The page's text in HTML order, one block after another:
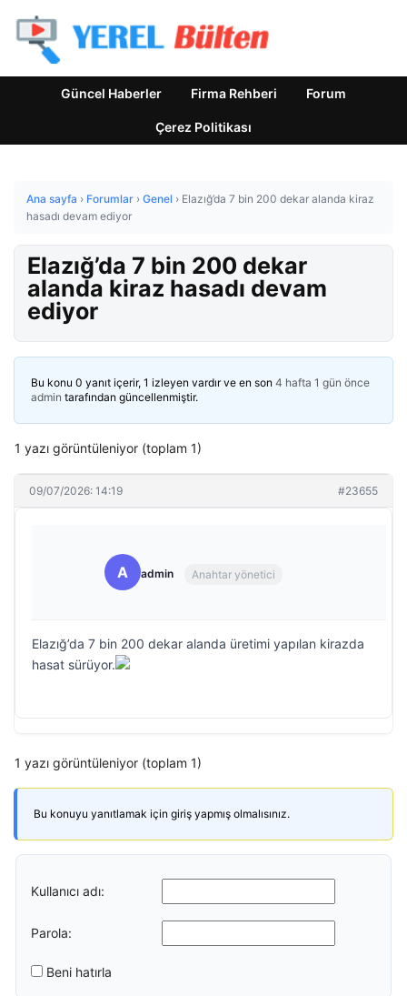
Güncel Haberler Firma Rehberi Forum
Çerez Politikası
Ana sayfa › Forumlar › Genel › Elazığ’da 7 bin 200 dekar alanda kiraz
hasadı devam ediyor
Elazığ’da 7 bin 200 dekar
alanda kiraz hasadı devam
ediyor
Bu konu 0 yanıt içerir, 1 izleyen vardır ve en son 4 hafta 1 gün önce
admin tarafından güncellenmiştir.
1 yazı görüntüleniyor (toplam 1)
09/07/2026: 14:19 #23655
A admin Anahtar yönetici
Elazığ’da 7 bin 200 dekar alanda üretimi yapılan kirazda
hasat sürüyor.
1 yazı görüntüleniyor (toplam 1)
Bu konuyu yanıtlamak için giriş yapmış olmalısınız.
Kullanıcı adı:
Parola:
Beni hatırla